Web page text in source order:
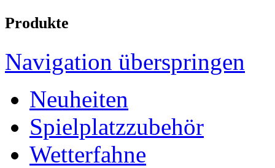
Produkte
Navigation überspringen
Neuheiten
Spielplatzzubehör
Wetterfahne